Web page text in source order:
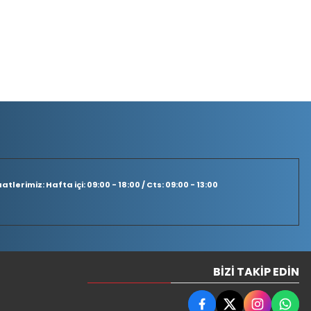
Hafta içi: 09:00 - 18:00 / Cts: 09:00 - 13:00
BIZI TAKIP EDIN